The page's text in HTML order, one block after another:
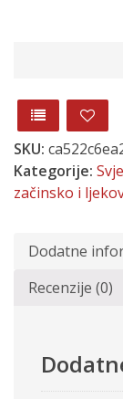
SKU:
Kategorije:
začinsko i
Dodatne
Recenzije (0)